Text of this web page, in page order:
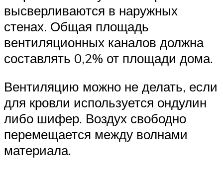
высверливаются в наружных
стенах. Общая площадь
вентиляционных каналов должна
составлять 0,2% от площади дома.
Вентиляцию можно не делать, если
для кровли используется ондулин
либо шифер. Воздух свободно
перемещается между волнами
материала.